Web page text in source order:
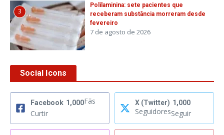
3
Polilaminina: sete pacientes que
receberam substância morreram desde
fevereiro
7 de agosto de 2026
Social Icons
Facebook 1,000Fãs
Curtir
X (Twitter) 1,000
SeguidoresSeguir